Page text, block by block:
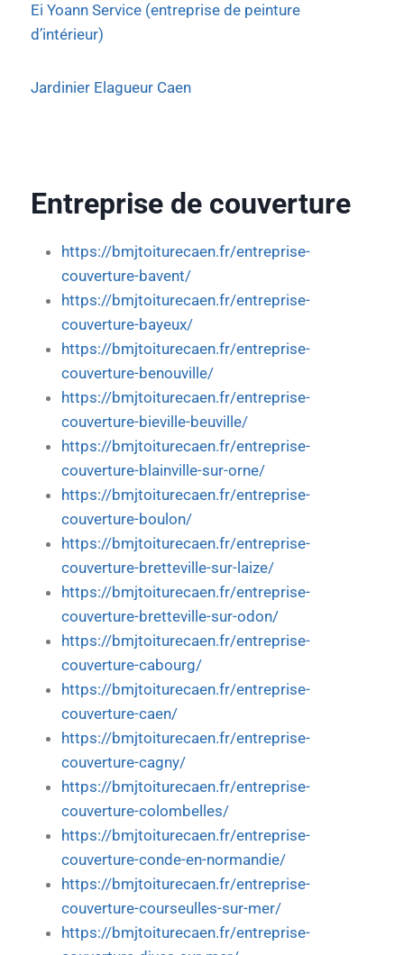
Ei Yoann Service (entreprise de peinture
d’intérieur)
Jardinier Elagueur Caen
Entreprise de couverture
https://bmjtoiturecaen.fr/entreprise-
couverture-bavent/
https://bmjtoiturecaen.fr/entreprise-
couverture-bayeux/
https://bmjtoiturecaen.fr/entreprise-
couverture-benouville/
https://bmjtoiturecaen.fr/entreprise-
couverture-bieville-beuville/
https://bmjtoiturecaen.fr/entreprise-
couverture-blainville-sur-orne/
https://bmjtoiturecaen.fr/entreprise-
couverture-boulon/
https://bmjtoiturecaen.fr/entreprise-
couverture-bretteville-sur-laize/
https://bmjtoiturecaen.fr/entreprise-
couverture-bretteville-sur-odon/
https://bmjtoiturecaen.fr/entreprise-
couverture-cabourg/
https://bmjtoiturecaen.fr/entreprise-
couverture-caen/
https://bmjtoiturecaen.fr/entreprise-
couverture-cagny/
https://bmjtoiturecaen.fr/entreprise-
couverture-colombelles/
https://bmjtoiturecaen.fr/entreprise-
couverture-conde-en-normandie/
https://bmjtoiturecaen.fr/entreprise-
couverture-courseulles-sur-mer/
https://bmjtoiturecaen.fr/entreprise-